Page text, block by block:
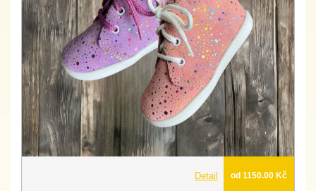
Detail od 1150.00 Kč